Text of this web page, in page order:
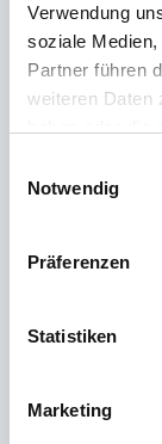
Verwendung
soziale
Partner führen
weiteren Daten
Notwendig
Präferenzen
Statistiken
Marketing
Support rund
Montag bis
Die häufigsten